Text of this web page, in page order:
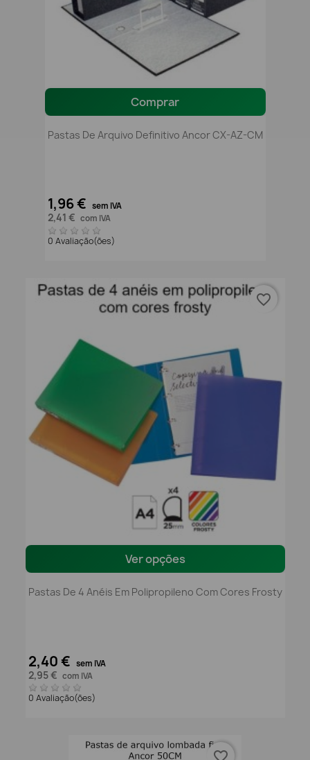
Comprar
Pastas De Arquivo Definitivo Ancor CX-AZ-CM
1,96 € sem IVA
2,41 € com IVA
0 Avaliação(ões)
Ver opções
Pastas De 4 Anéis Em Polipropileno Com Cores Frosty
2,40 € sem IVA
2,95 € com IVA
0 Avaliação(ões)
favorite_border
favorite_border